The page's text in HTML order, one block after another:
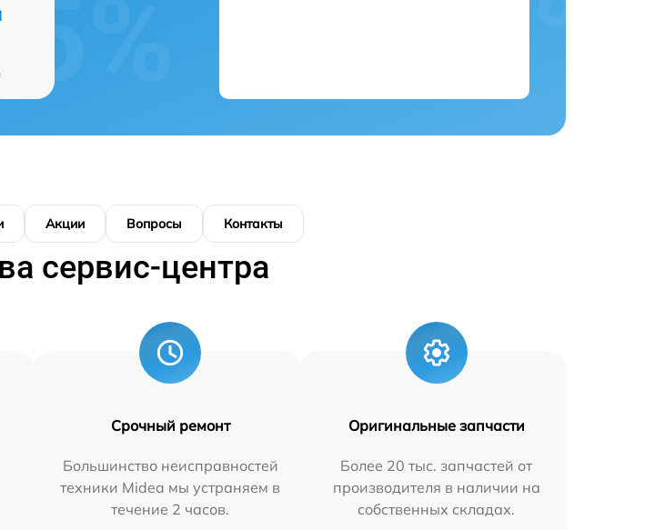
Акции Вопросы Контакты
сервис-центра
Срочный ремонт
Большинство неисправностей
техники Midea мы устраняем в
течение 2 часов.
Оригинальные запчасти
Более 20 тыс. запчастей от
производителя в наличии на
собственных складах.